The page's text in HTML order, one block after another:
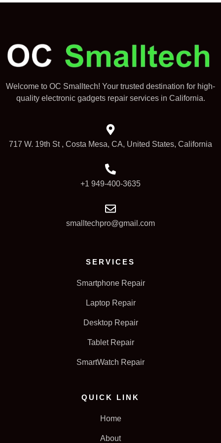
Welcome to OC Smalltech! Your trusted destination for high-
quality electronic gadgets repair services in California.
717 W. 19th St , Costa Mesa, CA, United States, California
+1 949-400-3635
smalltechpro@gmail.com
SERVICES
Smartphone Repair
Laptop Repair
Desktop Repair
Tablet Repair
SmartWatch Repair
QUICK LINK
Home
About